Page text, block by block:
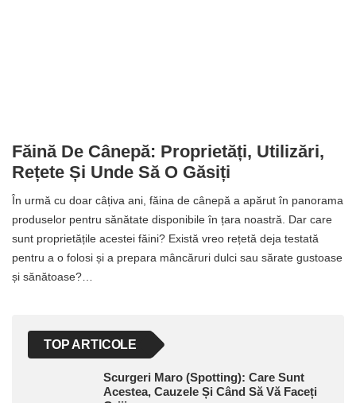
Făină De Cânepă: Proprietăți, Utilizări,
Rețete Și Unde Să O Găsiți
În urmă cu doar câțiva ani, făina de cânepă a apărut în panorama
produselor pentru sănătate disponibile în țara noastră. Dar care
sunt proprietățile acestei făini? Există vreo rețetă deja testată
pentru a o folosi și a prepara mâncăruri dulci sau sărate gustoase
și sănătoase?…
TOP ARTICOLE
Scurgeri Maro (spotting): Care Sunt
Acestea, Cauzele Și Când Să Vă Faceți